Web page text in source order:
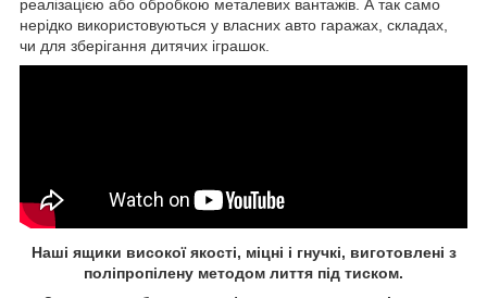
реалізацією або обробкою металевих вантажів. А так само
нерідко використовуються у власних авто гаражах, складах,
чи для зберігання дитячих іграшок.
Наші ящики високої якості, міцні і гнучкі, виготовлені з
поліпропілену методом лиття під тиском.